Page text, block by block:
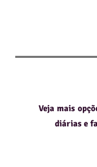
Veja mais
diárias e